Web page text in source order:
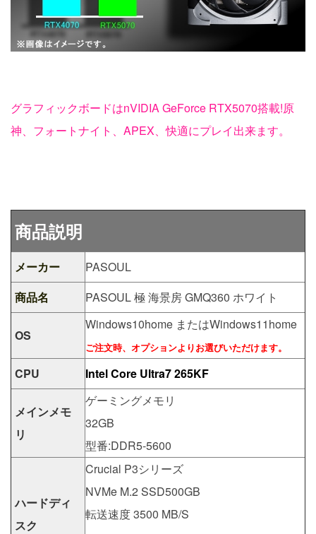
グラフィックボードはnVIDIA GeForce RTX5070搭載!原
神、フォートナイト、APEX、快適にプレイ出来ます。
商品説明
メーカー
PASOUL
商品名
PASOUL 極 海景房 GMQ360 ホワイト
OS
Windows10home またはWindows11home
ご注文時、オプションよりお選びいただけます。
CPU Intel Core Ultra7 265KF
メインメモ
リ
ゲーミングメモリ
32GB
型番:DDR5-5600
ハードディ
スク
Crucial P3シリーズ
NVMe M.2 SSD500GB
転送速度 3500 MB/S